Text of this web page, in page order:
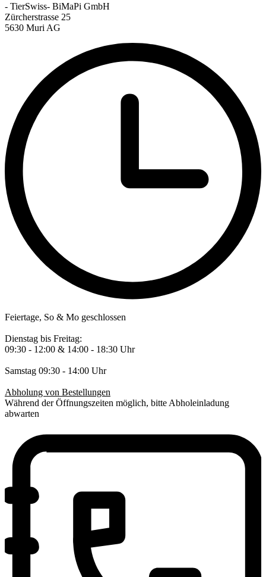
- TierSwiss- BiMaPi GmbH
Zürcherstrasse 25
5630 Muri AG
Feiertage, So & Mo geschlossen
Dienstag bis Freitag:
09:30 - 12:00 & 14:00 - 18:30 Uhr
Samstag 09:30 - 14:00 Uhr
Abholung von Bestellungen
Während der Öffnungszeiten möglich, bitte Abholeinladung
abwarten